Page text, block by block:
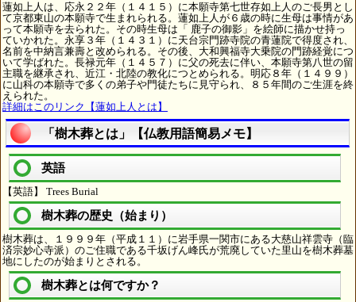
蓮如上人は、応永２２年（１４１５）に本願寺第七世存如上人のご長男とし
て京都東山の本願寺で生まれられる。蓮如上人が６歳の時に生母は事情があ
って本願寺を去られた。その時生母は「 鹿子の御影」を絵師に描かせ持っ
ていかれた。永享３年（１４３１）に天台宗門跡寺院の青蓮院で得度され、
名前を中納言兼壽と改められる。その後、大和興福寺大乗院の門跡経覚につ
いて学ばれた。長禄元年（１４５７）に父の死去に伴い、本願寺第八世の留
主職を継承され、近江・北陸の教化につとめられる。明応８年（１４９９）
に山科の本願寺で多くの弟子や門徒たちに見守られ、８５年間のご生涯を終
えられた。
詳細はこのリンク【蓮如上人とは】
「樹木葬とは」【仏教用語簡易メモ】
英語
【英語】 Trees Burial
樹木葬の歴史（始まり）
樹木葬は、１９９９年（平成１１）に岩手県一関市にある大慈山祥雲寺（臨
済宗妙心寺派）のご住職である千坂げん峰氏が荒廃していた里山を樹木葬墓
地にしたのが始まりとされる。
樹木葬とは何ですか？